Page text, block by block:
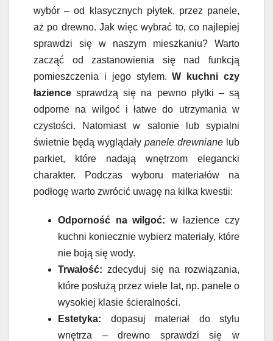
wybór – od klasycznych płytek, przez panele,
aż po drewno. Jak więc wybrać to, co najlepiej
sprawdzi się w naszym mieszkaniu? Warto
zacząć od zastanowienia się nad funkcją
pomieszczenia i jego stylem.W kuchni czy
łazience sprawdzą się na pewno płytki – są
odporne na wilgoć i łatwe do utrzymania w
czystości. Natomiast w salonie lub sypialni
świetnie będą wyglądały panele drewniane lub
parkiet, które nadają wnętrzom elegancki
charakter. Podczas wyboru materiałów na
podłogę warto zwrócić uwagę na kilka kwestii:
Odporność na wilgoć: w łazience czy
kuchni koniecznie wybierz materiały, które
nie boją się wody.
Trwałość: zdecyduj się na rozwiązania,
które posłużą przez wiele lat, np. panele o
wysokiej klasie ścieralności.
Estetyka: dopasuj materiał do stylu
wnętrza – drewno sprawdzi się w